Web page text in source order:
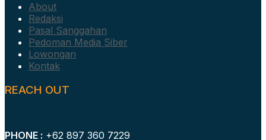
About
Redaksi
Pasal Sanggahan
Pedoman Media Siber
Lowongan
Kontak
REACH OUT
PHONE : +62 897 360 7229